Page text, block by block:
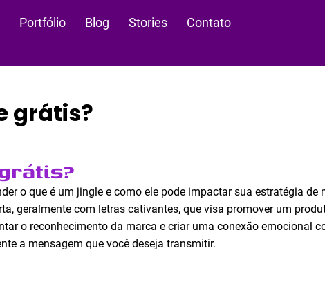
Portfólio Blog Stories Contato
grátis?
o que é um jingle e como ele pode impactar sua estratégia de
geralmente com letras cativantes, que visa promover um
o reconhecimento da marca e criar uma conexão emocional
a mensagem que você deseja transmitir.